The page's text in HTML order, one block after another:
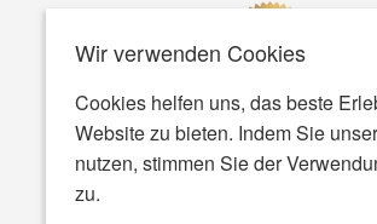
Wir verwenden Cookies
Cookies helfen uns, das beste
Website zu bieten. Indem Sie
nutzen, stimmen Sie der
zu.© Copyright 2001-2026 BIOVEA. Alle rechte